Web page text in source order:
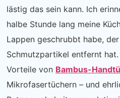
lästig das sein kann. Ich
halbe Stunde lang meine
Lappen geschrubbt habe,
Schmutzpartikel entfernt
Vorteile von Bambus-
Mikrofasertüchern – und